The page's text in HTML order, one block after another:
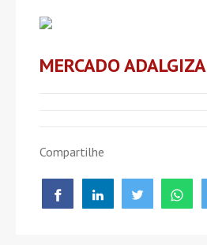
MERCADO ADALGIZA
Compartilhe